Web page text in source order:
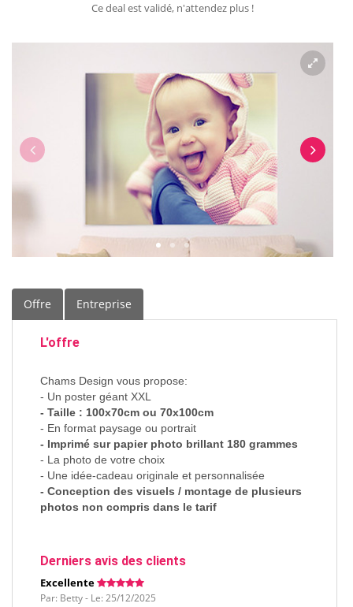
Ce deal est validé, n'attendez plus !
Offre Entreprise
L'offre
Chams Design vous propose:
- Un poster géant XXL
- Taille : 100x70cm ou 70x100cm
- En format paysage ou portrait
- Imprimé sur papier photo brillant 180 grammes
- La photo de votre choix
- Une idée-cadeau originale et personnalisée
- Conception des visuels / montage de plusieurs
photos non compris dans le tarif
Derniers avis des clients
Excellente
Par: Betty - Le: 25/12/2025